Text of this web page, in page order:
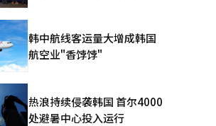
韩中航线客运量大增成韩国
航空业"香饽饽"
热浪持续侵袭韩国 首尔4000
处避暑中心投入运行